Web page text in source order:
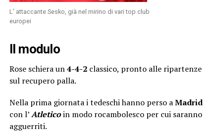
L’ attaccante Sesko, già nel mirino di vari top club
europei
Il modulo
Rose schiera un4-4-2classico, pronto alle ripartenze
sul recupero palla.
Nella prima giornata i tedeschi hanno perso aMadrid
con l’Atleticoin modo rocambolesco per cui saranno
agguerriti.